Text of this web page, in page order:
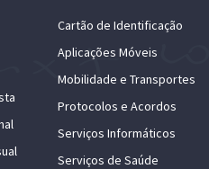
Cartão de Identificação
Aplicações Móveis
Mobilidade e Transportes
Protocolos e Acordos
Serviços Informáticos
Serviços de Saúde